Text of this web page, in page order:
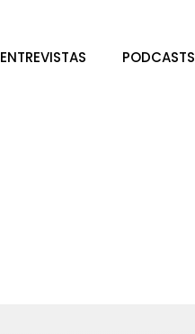
ENTREVISTAS PODCASTS